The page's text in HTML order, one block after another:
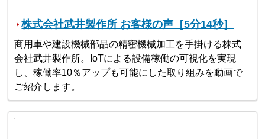
株式会社武井製作所 お客様の声［5分14秒］
商用車や建設機械部品の精密機械加工を手掛ける株式
会社武井製作所。IoTによる設備稼働の可視化を実現
し、稼働率10％アップも可能にした取り組みを動画で
ご紹介します。